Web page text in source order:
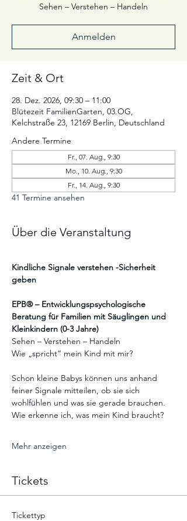
Sehen – Verstehen – Handeln
Anmelden
Zeit & Ort
28. Dez. 2026, 09:30 – 11:00
Blütezeit FamilienGarten, 03.OG,
Kelchstraße 23, 12169 Berlin, Deutschland
Andere Termine
Fr., 07. Aug., 9:30
Mo., 10. Aug., 9:30
Fr., 14. Aug., 9:30
41 Termine ansehen
Über die Veranstaltung
Kindliche Signale verstehen -Sicherheit
geben
EPB® – Entwicklungspsychologische
Beratung für Familien mit Säuglingen und
Kleinkindern (0-3 Jahre)
Sehen – Verstehen – Handeln
Wie „spricht“ mein Kind mit mir?
Schon kleine Babys können uns anhand
feiner Signale mitteilen, ob sie sich
wohlfühlen und was sie gerade brauchen.
Wie erkenne ich, was mein Kind braucht?
Mehr anzeigen
Tickets
Tickettyp